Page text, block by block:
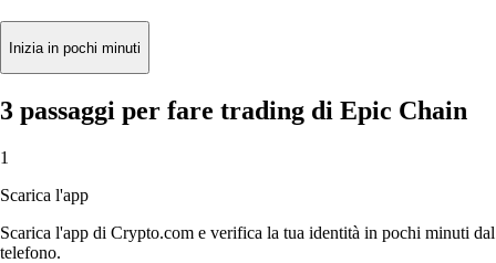
Inizia in pochi minuti
3 passaggi per fare trading di Epic Chain
1
Scarica l'app
Scarica l'app di Crypto.com e verifica la tua identità in pochi minuti dal
telefono.